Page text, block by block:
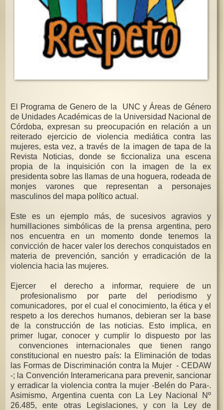
El Programa de Genero de la UNC y Áreas de Género
de Unidades Académicas de la Universidad Nacional de
Córdoba, expresan su preocupación en relación a un
reiterado ejercicio de violencia mediática contra las
mujeres, esta vez, a través de la imagen de tapa de la
Revista Noticias, donde se ficcionaliza una escena
propia de la inquisición con la imagen de la ex
presidenta sobre las llamas de una hoguera, rodeada de
monjes varones que representan a personajes
masculinos del mapa político actual.
Este es un ejemplo más, de sucesivos agravios y
humillaciones simbólicas de la prensa argentina, pero
nos encuentra en un momento donde tenemos la
convicción de hacer valer los derechos conquistados en
materia de prevención, sanción y erradicación de la
violencia hacia las mujeres.
Ejercer el derecho a informar, requiere de un
profesionalismo por parte del periodismo y
comunicadores, por el cual el conocimiento, la ética y el
respeto a los derechos humanos, debieran ser la base
de la construcción de las noticias. Esto implica, en
primer lugar, conocer y cumplir lo dispuesto por las
convenciones internacionales que tienen rango
constitucional en nuestro país: la Eliminación de todas
las Formas de Discriminación contra la Mujer - CEDAW
-; la Convención Interamericana para prevenir, sancionar
y erradicar la violencia contra la mujer -Belén do Para-.
Asimismo, Argentina cuenta con La Ley Nacional Nº
26.485, ente otras Legislaciones, y con la Ley de